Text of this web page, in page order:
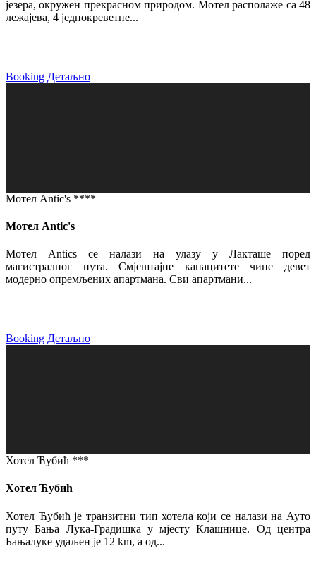
језера, окружен прекрасном природом. Мотел располаже са 48
лежајева, 4 једнокреветне...
Booking Детаљно
Мотел Antic's ****
Мотел Antic's
Мотел Antics се налази на улазу у Лакташе поред
магистралног пута. Смјештајне капацитете чине девет
модерно опремљених апартмана. Сви апартмани...
Booking Детаљно
Хотел Ћубић ***
Хотел Ћубић
Хотел Ћубић је транзитни тип хотела који се налази на Ауто
путу Бања Лука-Градишка у мјесту Клашнице. Од центра
Бањалуке удаљен је 12 km, а од...